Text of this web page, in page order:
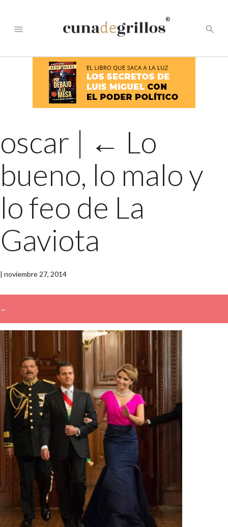
menu
®
search
oscar | ← Lo
bueno, lo malo y
lo feo de La
Gaviota
| noviembre 27, 2014
←
→